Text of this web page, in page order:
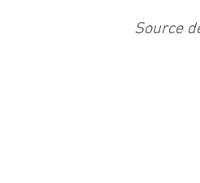
Source